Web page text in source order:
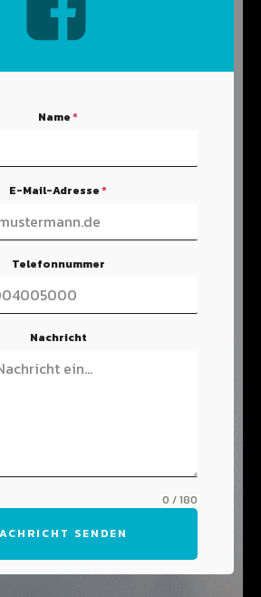
Name*
E-Mail-Adresse*
Telefonnummer
Nachricht
0 / 180
SENDEN